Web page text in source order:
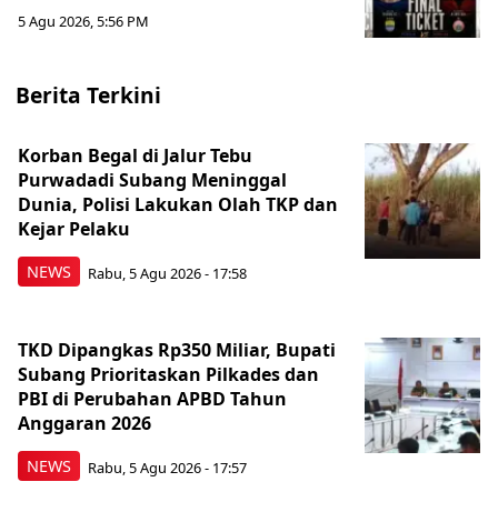
5 Agu 2026, 5:56 PM
Berita Terkini
NEWS
Korban Begal di Jalur Tebu
Purwadadi Subang Meninggal
Dunia, Polisi Lakukan Olah TKP dan
Kejar Pelaku
Rabu, 5 Agu 2026 - 17:58
NEWS
TKD Dipangkas Rp350 Miliar, Bupati
Subang Prioritaskan Pilkades dan
PBI di Perubahan APBD Tahun
Anggaran 2026
Rabu, 5 Agu 2026 - 17:57